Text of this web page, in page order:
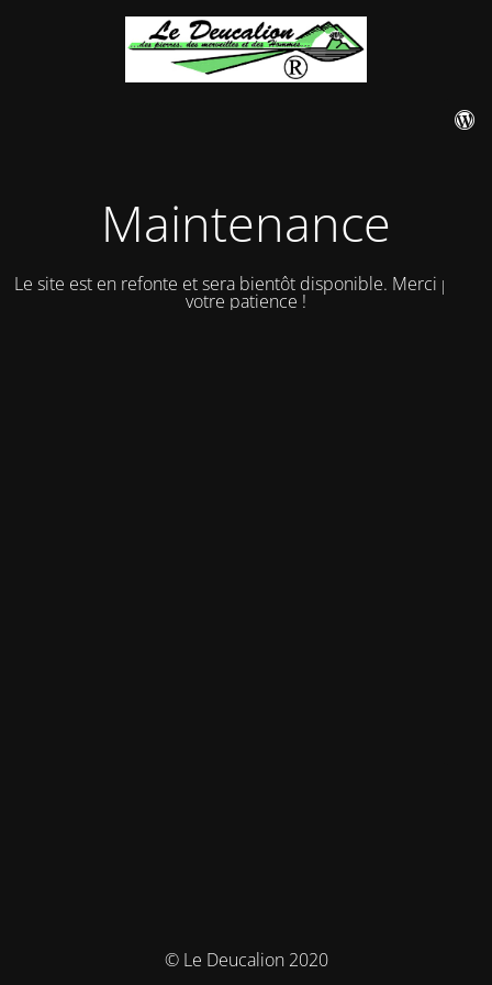
Maintenance
Le site est en refonte et sera bientôt disponible. Merci pour
votre patience !
© Le Deucalion 2020